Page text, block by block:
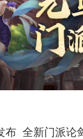
布 全新门派论